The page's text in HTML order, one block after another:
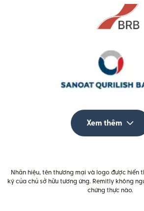
Xem thêm
Nhãn hiệu, tên thương mại và logo được hiển
ký của chủ sở hữu tương ứng. Remitly không
chứng thực nào.